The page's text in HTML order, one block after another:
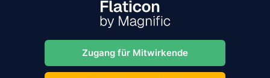
Zugang für Mitwirkende